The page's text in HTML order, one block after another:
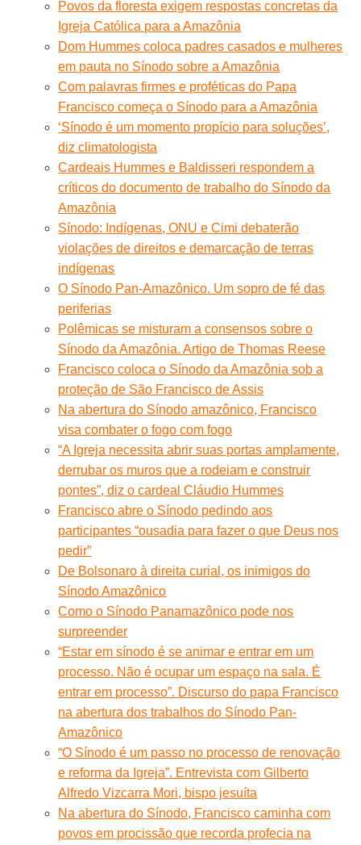
Povos da floresta exigem respostas concretas da
Igreja Católica para a Amazônia
Dom Hummes coloca padres casados e mulheres
em pauta no Sínodo sobre a Amazônia
Com palavras firmes e proféticas do Papa
Francisco começa o Sínodo para a Amazônia
‘Sínodo é um momento propício para soluções’,
diz climatologista
Cardeais Hummes e Baldisseri respondem a
críticos do documento de trabalho do Sínodo da
Amazônia
Sínodo: Indígenas, ONU e Cimi debaterão
violações de direitos e demarcação de terras
indígenas
O Sínodo Pan-Amazônico. Um sopro de fé das
periferias
Polêmicas se misturam a consensos sobre o
Sínodo da Amazônia. Artigo de Thomas Reese
Francisco coloca o Sínodo da Amazônia sob a
proteção de São Francisco de Assis
Na abertura do Sínodo amazônico, Francisco
visa combater o fogo com fogo
“A Igreja necessita abrir suas portas amplamente,
derrubar os muros que a rodeiam e construir
pontes”, diz o cardeal Cláudio Hummes
Francisco abre o Sínodo pedindo aos
participantes “ousadia para fazer o que Deus nos
pedir”
De Bolsonaro à direita curial, os inimigos do
Sínodo Amazônico
Como o Sínodo Panamazônico pode nos
surpreender
“Estar em sínodo é se animar e entrar em um
processo. Não é ocupar um espaço na sala. É
entrar em processo”. Discurso do papa Francisco
na abertura dos trabalhos do Sínodo Pan-
Amazônico
“O Sínodo é um passo no processo de renovação
e reforma da Igreja”. Entrevista com Gilberto
Alfredo Vizcarra Mori, bispo jesuíta
Na abertura do Sínodo, Francisco caminha com
povos em procissão que recorda profecia na